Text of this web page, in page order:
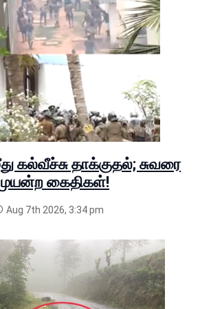
கல்வீச்சு தாக்குதல்; சுவரை
கைதிகள்!
Aug 7th 2026, 3:34 pm